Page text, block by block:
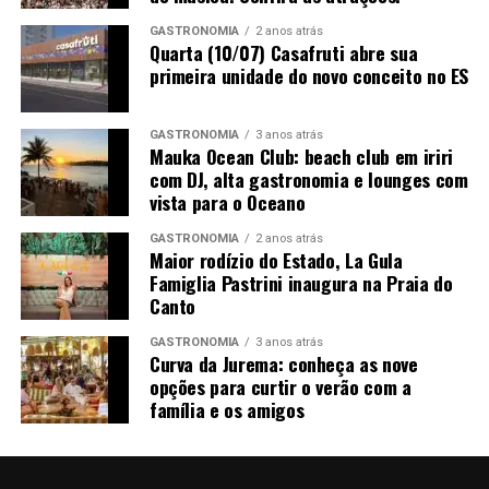
15h30 – Oficina de pintura em gesso
16H – BOB ZOOM
17h10 – Tina Show com: A Fazenda Encantada
18h40 – Letal (rock para crianças e adultos)
19h – Oficina de Casquinha Trufada
Capixabinha Festival Boulevard
Quando:25 e 26 de julho
Horário: das 10h às 20h
Local: Estacionamento E do Boulevard Shopping Vila
ou terça e quinta-feira (R$ 240).
Para o sócio
e idealizador
da
Terracota,
Luiz
Henrique
Lellis,
iniciativas
como a
colônia de
férias
reforçam a
importância
de oferecer
às crianças
espaços em
GASTRONOMIA 2 anos atrás
Quarta (10/07) Casafruti abre sua
primeira unidade do novo conceito no ES
GASTRONOMIA 3 anos atrás
Mauka Ocean Club: beach club em iriri
com DJ, alta gastronomia e lounges com
vista para o Oceano
GASTRONOMIA 2 anos atrás
Maior rodízio do Estado, La Gula
Famiglia Pastrini inaugura na Praia do
Canto
GASTRONOMIA 3 anos atrás
Curva da Jurema: conheça as nove
opções para curtir o verão com a
família e os amigos